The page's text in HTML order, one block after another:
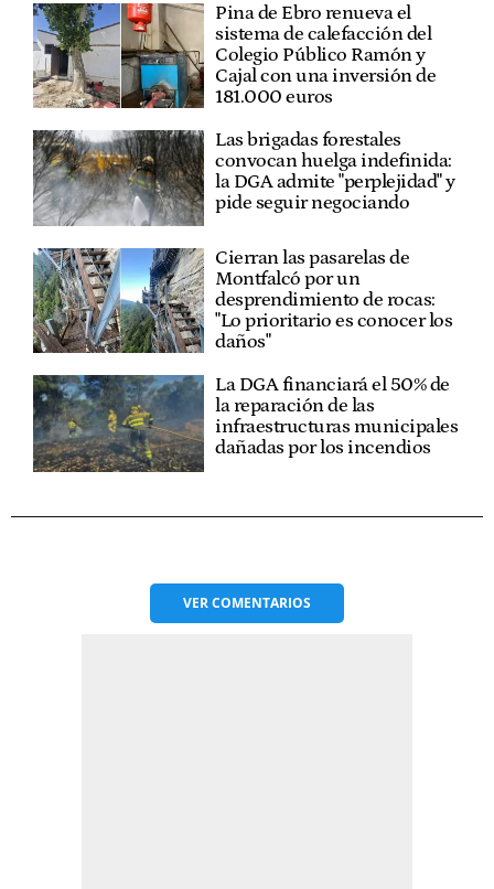
Pina de Ebro renueva el
sistema de calefacción del
Colegio Público Ramón y
Cajal con una inversión de
181.000 euros
Las brigadas forestales
convocan huelga indefinida:
la DGA admite "perplejidad" y
pide seguir negociando
Cierran las pasarelas de
Montfalcó por un
desprendimiento de rocas:
"Lo prioritario es conocer los
daños"
La DGA financiará el 50% de
la reparación de las
infraestructuras municipales
dañadas por los incendios
VERCOMENTARIOS